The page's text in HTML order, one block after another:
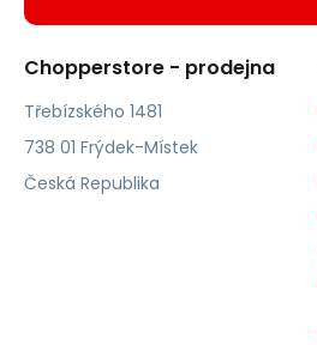
Chopperstore - prodejna
Třebízského 1481
738 01 Frýdek-Místek
Česká Republika